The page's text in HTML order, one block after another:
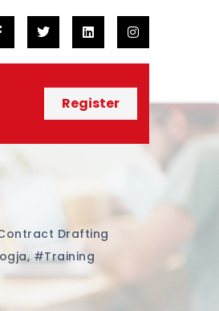
Register
Drafting
, #training